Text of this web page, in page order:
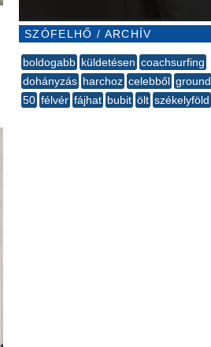
SZÓFELHŐ / ARCHÍV
boldogabb küldetésen coachsurfing
dohányzás harchoz celebből ground
50 félvér fájhat bubit ölt székelyföld